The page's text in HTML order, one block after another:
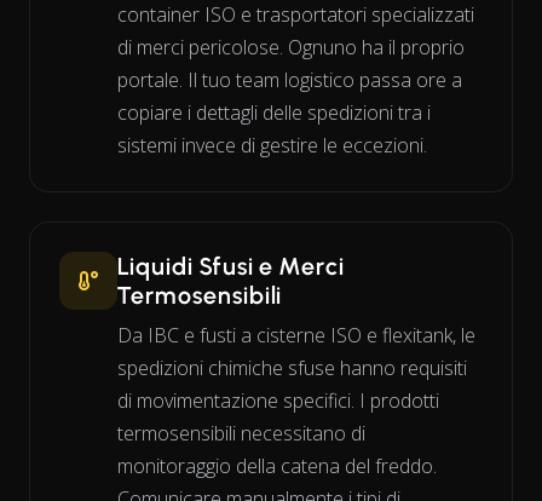
container ISO e trasportatori specializzati
di merci pericolose. Ognuno ha il proprio
portale. Il tuo team logistico passa ore a
copiare i dettagli delle spedizioni tra i
sistemi invece di gestire le eccezioni.
Liquidi Sfusi e Merci
Termosensibili
Da IBC e fusti a cisterne ISO e flexitank, le
spedizioni chimiche sfuse hanno requisiti
di movimentazione specifici. I prodotti
termosensibili necessitano di
monitoraggio della catena del freddo.